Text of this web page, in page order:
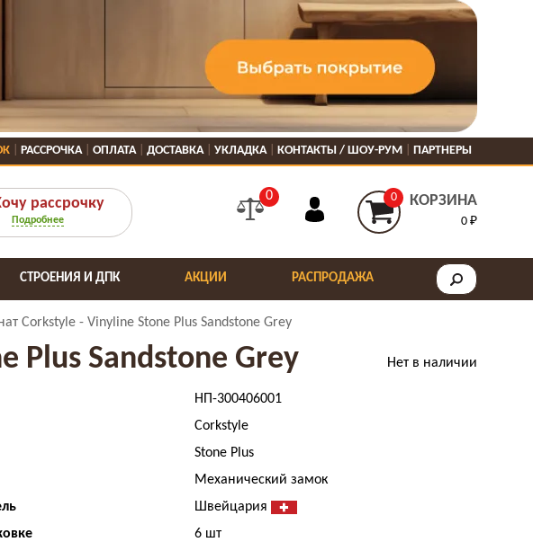
РАССРОЧКА ОПЛАТА ДОСТАВКА УКЛАДКА КОНТАКТЫ / ШОУ-РУМ ПАРТНЕРЫ
рассрочку
Подробнее
0 0 КОРЗИНА
0 ₽
РАСПРОДАЖА
СТРОЕНИЯ И ДПК АКЦИИ
Corkstyle - Vinyline Stone Plus Sandstone Grey
Нет в наличии
Plus Sandstone Grey
НП-300406001
Corkstyle
Stone Plus
Механический замок
Швейцария
6 шт